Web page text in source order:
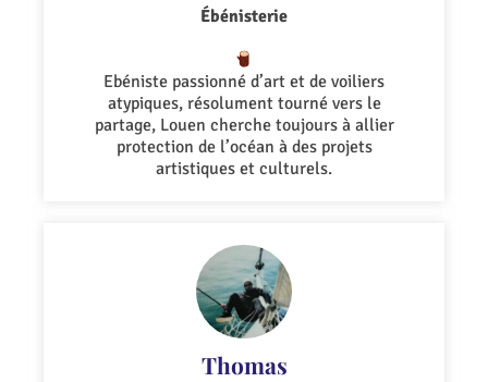
Ébénisterie
Ebéniste passionné d’art et de voiliers
atypiques, résolument tourné vers le
partage, Louen cherche toujours à allier
protection de l’océan à des projets
artistiques et culturels.
Thomas